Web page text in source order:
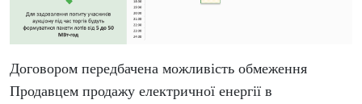
Договором передбачена можливість обмеження
Продавцем продажу електричної енергії в